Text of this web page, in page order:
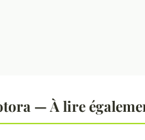
— À lire